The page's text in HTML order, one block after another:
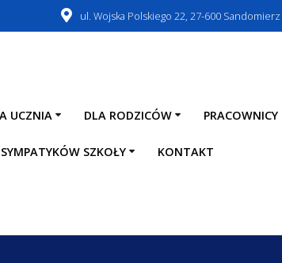
ul. Wojska Polskiego 22, 27-600 Sandomierz
UCZNIA DLA RODZICÓW PRACOWNICY
SZKOŁY KONTAKT